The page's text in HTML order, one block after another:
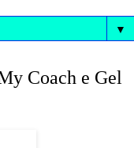
▼
Coach e Gel